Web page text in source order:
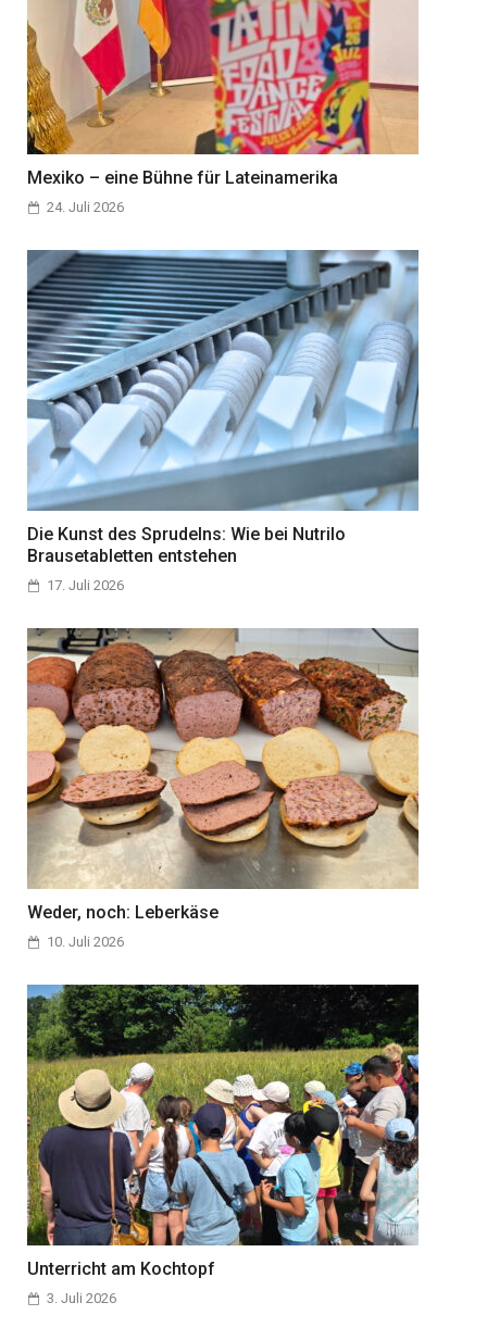
Mexiko – eine Bühne für Lateinamerika
24. Juli 2026
Die Kunst des Sprudelns: Wie bei Nutrilo
Brausetabletten entstehen
17. Juli 2026
Weder, noch: Leberkäse
10. Juli 2026
Unterricht am Kochtopf
3. Juli 2026